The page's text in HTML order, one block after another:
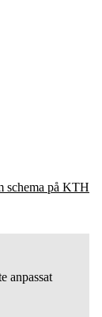
schema på KTH
anpassat